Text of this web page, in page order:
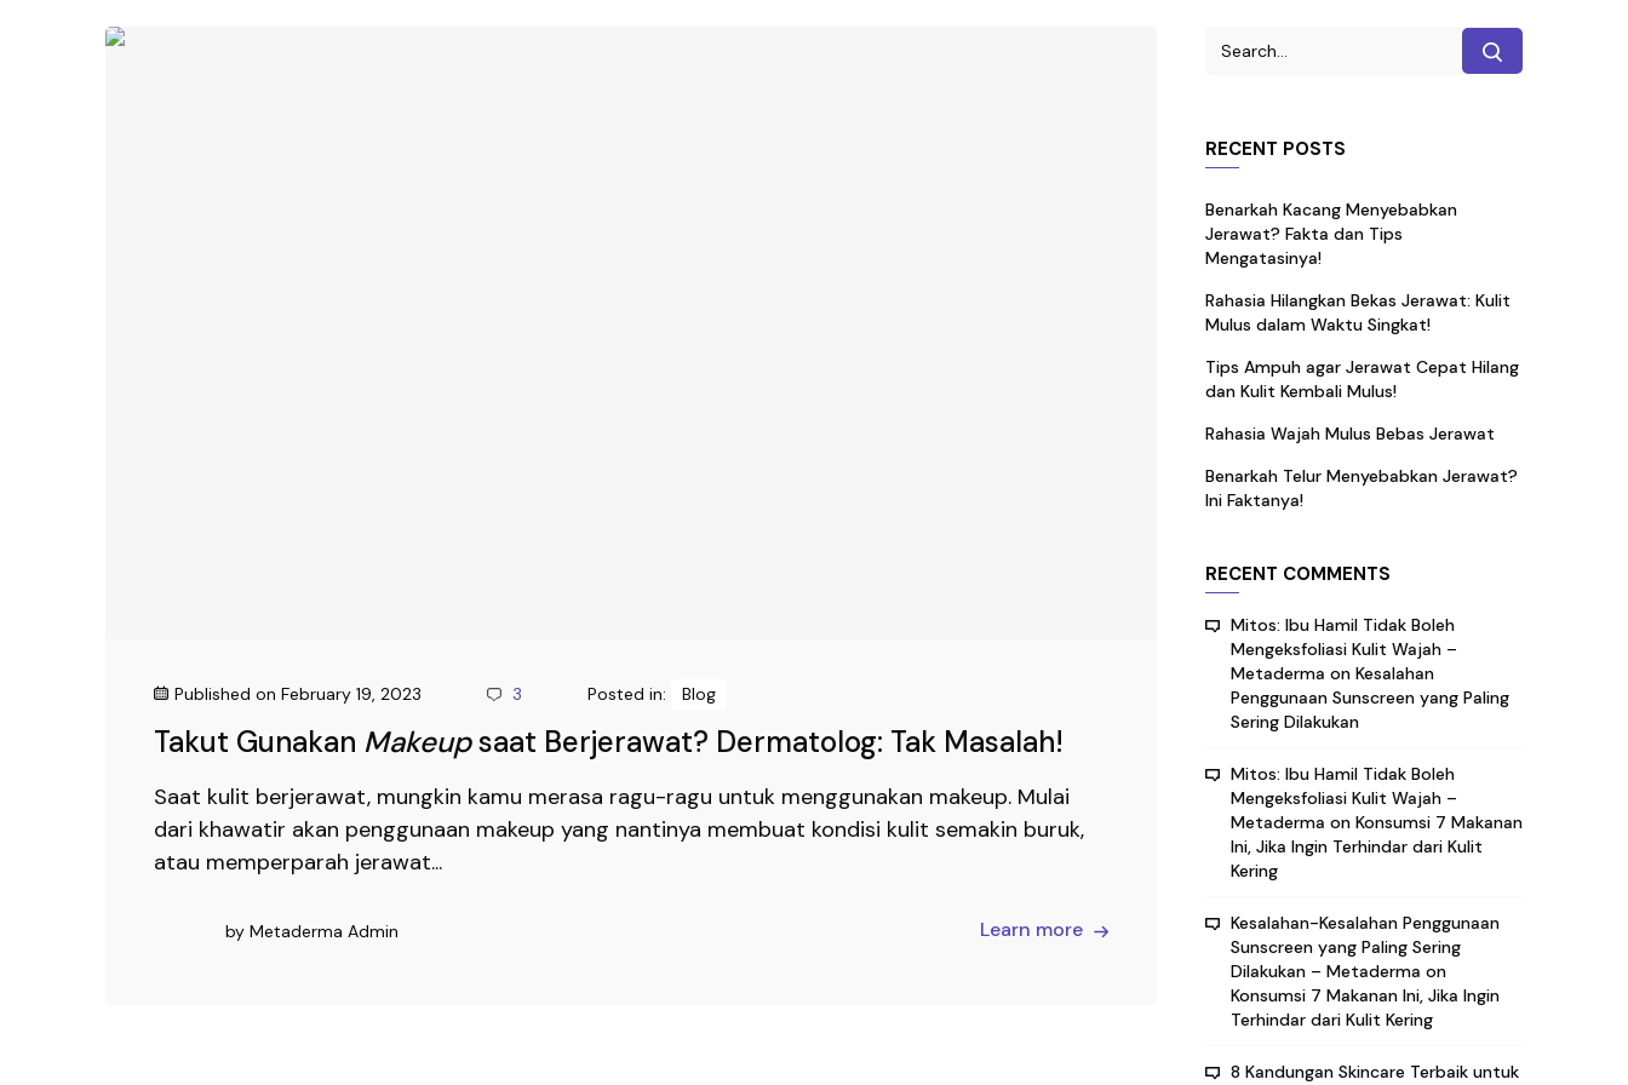
Published on February 19, 2023 3 Posted in: Blog
Takut Gunakan Makeupsaat Berjerawat? Dermatolog: Tak Masalah!
Saat kulit berjerawat, mungkin kamu merasa ragu-ragu untuk menggunakan makeup. Mulai
dari khawatir akan penggunaan makeup yang nantinya membuat kondisi kulit semakin buruk,
atau memperparah jerawat...
Learn more
by Metaderma Admin
RECENT POSTS
Benarkah Kacang Menyebabkan
Jerawat? Fakta dan Tips
Mengatasinya!
Rahasia Hilangkan Bekas Jerawat: Kulit
Mulus dalam Waktu Singkat!
Tips Ampuh agar Jerawat Cepat Hilang
dan Kulit Kembali Mulus!
Rahasia Wajah Mulus Bebas Jerawat
Benarkah Telur Menyebabkan Jerawat?
Ini Faktanya!
RECENT COMMENTS
Mitos: Ibu Hamil Tidak Boleh
Mengeksfoliasi Kulit Wajah –
Metaderma on Kesalahan
Penggunaan Sunscreen yang Paling
Sering Dilakukan
Mitos: Ibu Hamil Tidak Boleh
Mengeksfoliasi Kulit Wajah –
Metaderma on Konsumsi 7 Makanan
Ini, Jika Ingin Terhindar dari Kulit
Kering
Kesalahan-Kesalahan Penggunaan
Sunscreen yang Paling Sering
Dilakukan – Metaderma on
Konsumsi 7 Makanan Ini, Jika Ingin
Terhindar dari Kulit Kering
8 Kandungan Skincare Terbaik untuk